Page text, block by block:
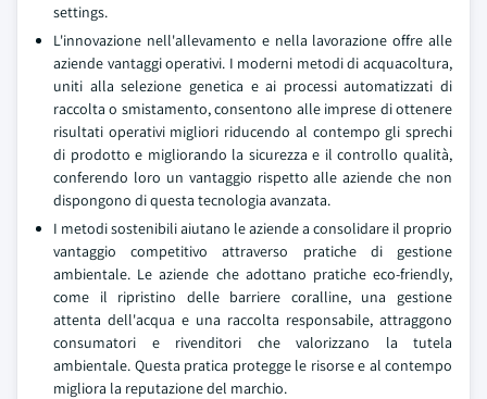
settings.
L'innovazione nell'allevamento e nella lavorazione offre alle
aziende vantaggi operativi. I moderni metodi di acquacoltura,
uniti alla selezione genetica e ai processi automatizzati di
raccolta o smistamento, consentono alle imprese di ottenere
risultati operativi migliori riducendo al contempo gli sprechi
di prodotto e migliorando la sicurezza e il controllo qualità,
conferendo loro un vantaggio rispetto alle aziende che non
dispongono di questa tecnologia avanzata.
I metodi sostenibili aiutano le aziende a consolidare il proprio
vantaggio competitivo attraverso pratiche di gestione
ambientale. Le aziende che adottano pratiche eco-friendly,
come il ripristino delle barriere coralline, una gestione
attenta dell'acqua e una raccolta responsabile, attraggono
consumatori e rivenditori che valorizzano la tutela
ambientale. Questa pratica protegge le risorse e al contempo
migliora la reputazione del marchio.